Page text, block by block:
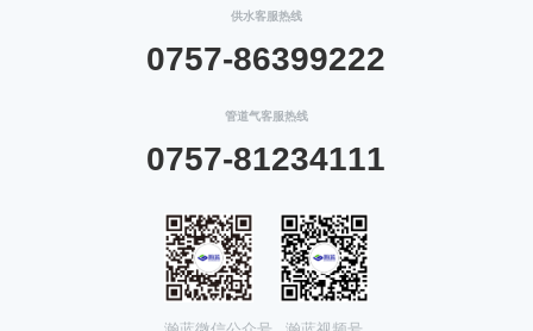
供水客服热线
0757-86399222
管道气客服热线
0757-81234111